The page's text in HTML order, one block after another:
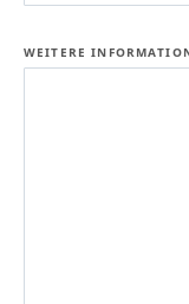
WEITERE